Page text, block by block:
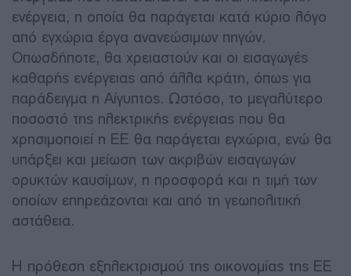
ενέργεια, η οποία θα παράγεται κατά κύριο λόγο
από εγχώρια έργα ανανεώσιμων πηγών.
Οπωσδήποτε, θα χρειαστούν και οι εισαγωγές
καθαρής ενέργειας από άλλα κράτη, όπως για
παράδειγμα η Αίγυπτος. Ωστόσο, το μεγαλύτερο
ποσοστό της ηλεκτρικής ενέργειας που θα
χρησιμοποιεί η ΕΕ θα παράγεται εγχώρια, ενώ θα
υπάρξει και μείωση των ακριβών εισαγωγών
ορυκτών καυσίμων, η προσφορά και η τιμή των
οποίων επηρεάζονται και από τη γεωπολιτική
αστάθεια.
Η πρόθεση εξηλεκτρισμού της οικονομίας της ΕΕ